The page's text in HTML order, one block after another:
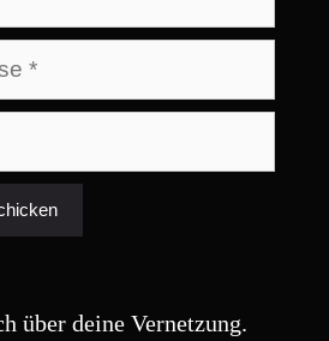
über deine Vernetzung.